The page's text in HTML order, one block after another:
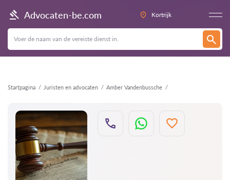
Advocaten-be.com Kortrijk
Startpagina Juristen en advocaten Amber Vandenbussche
Terug